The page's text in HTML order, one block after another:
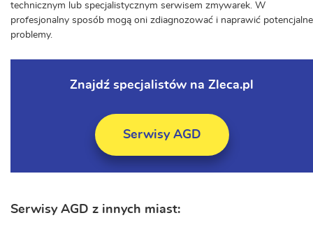
technicznym lub specjalistycznym serwisem zmywarek. W
profesjonalny sposób mogą oni zdiagnozować i naprawić potencjalne
problemy.
Znajdź specjalistów na Zleca.pl
Serwisy AGD
Serwisy AGD z innych miast: